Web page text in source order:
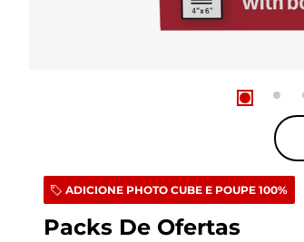
ADICIONE PHOTO CUBE E POUPE 100%
Packs De Ofertas